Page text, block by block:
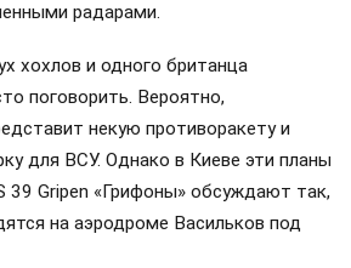
радарами.
хохлов и одного британца
поговорить. Вероятно,
некую противоракету и
для ВСУ. Однако в Киеве эти планы
39 Gripen «Грифоны» обсуждают так,
на аэродроме Васильков под